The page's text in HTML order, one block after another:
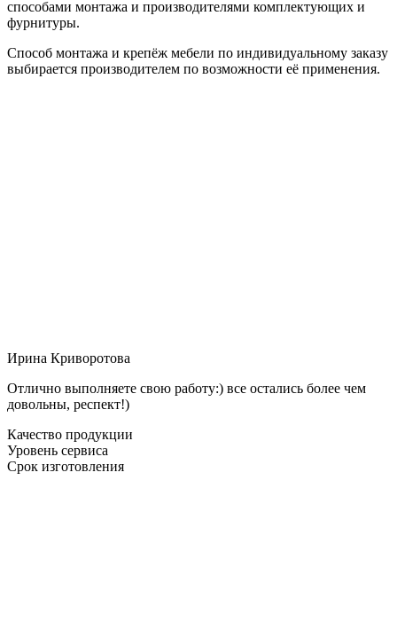
способами монтажа и производителями комплектующих и
фурнитуры.
Способ монтажа и крепёж мебели по индивидуальному заказу
выбирается производителем по возможности её применения.
Ирина Криворотова
Отлично выполняете свою работу:) все остались более чем
довольны, респект!)
Качество продукции
Уровень сервиса
Срок изготовления